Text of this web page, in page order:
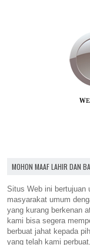
MOHON MAAF LAHIR DAN
Situs Web ini bertujuan
masyarakat umum
yang kurang berkenan
kami bisa segera
berbuat jahat kepada
yang telah kami